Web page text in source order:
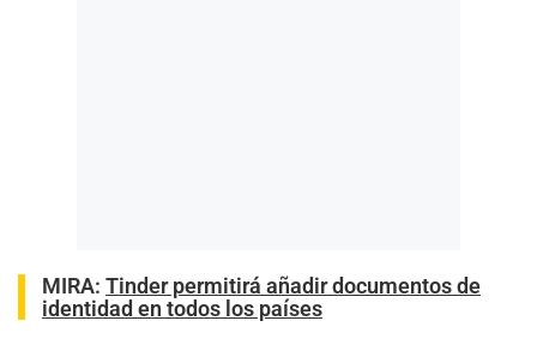
MIRA: Tinder permitirá añadir documentos de
identidad en todos los países